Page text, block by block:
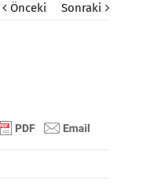
Önceki Sonraki